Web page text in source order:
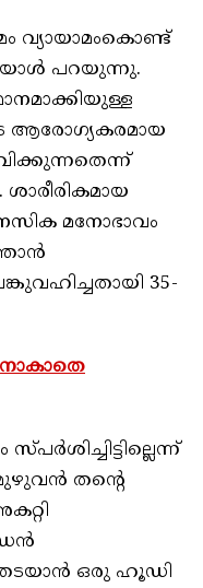
വ്യായാമംകൊണ്ട്
പറയുന്നു.
ആരോഗ്യകരമായ
മനോഭാവം
35-
മുഴുവൻ തൻ്റെ
ഒരു ഹൂഡി